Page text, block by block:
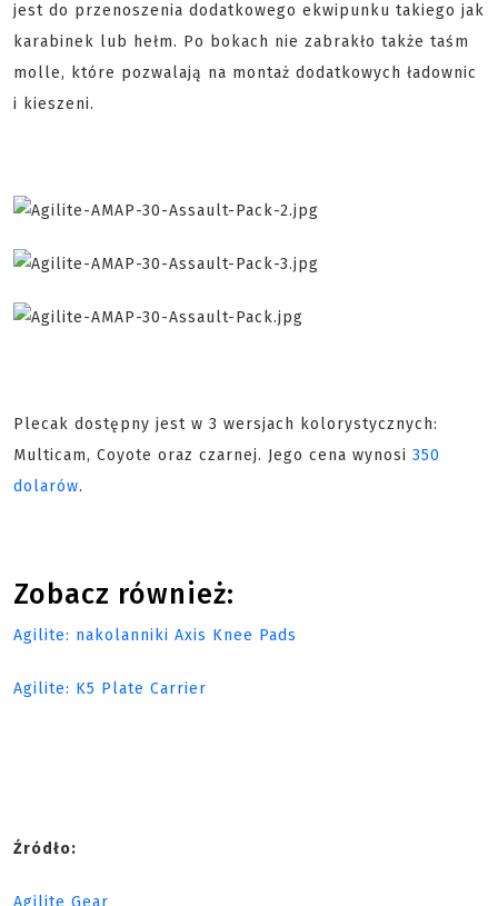
jest do przenoszenia dodatkowego ekwipunku takiego jak
karabinek lub hełm. Po bokach nie zabrakło także taśm
molle, które pozwalają na montaż dodatkowych ładownic
i kieszeni.
Plecak dostępny jest w 3 wersjach kolorystycznych:
Multicam, Coyote oraz czarnej. Jego cena wynosi 350
dolarów.
Zobacz również:
Agilite: nakolanniki Axis Knee Pads
Agilite: K5 Plate Carrier
Źródło: